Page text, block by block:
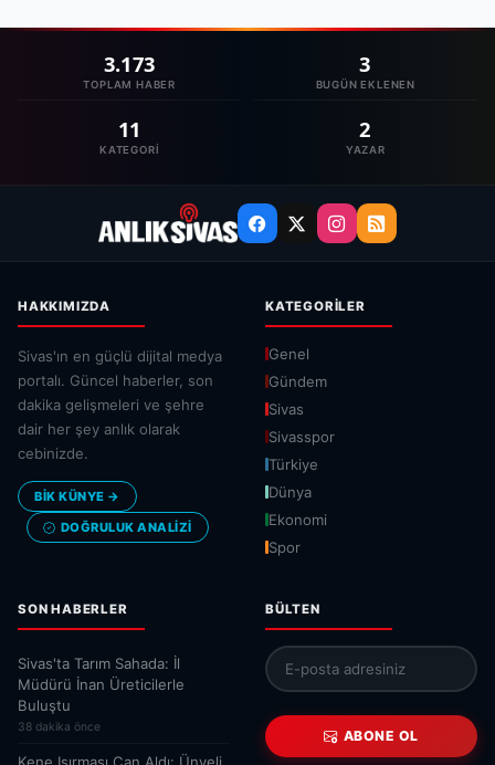
3.173
TOPLAM HABER
3
BUGÜN EKLENEN
11
KATEGORI
2
YAZAR
HAKKIMIZDA
Sivas'ın en güçlü dijital medya
portalı. Güncel haberler, son
dakika gelişmeleri ve şehre
dair her şey anlık olarak
cebinizde.
BİK KÜNYE →
DOĞRULUK ANALIZI
KATEGORILER
Genel
Gündem
Sivas
Sivasspor
Türkiye
Dünya
Ekonomi
Spor
SON HABERLER
Sivas'ta Tarım Sahada: İl
Müdürü İnan Üreticilerle
Buluştu
38 dakika önce
BÜLTEN
ABONE OL